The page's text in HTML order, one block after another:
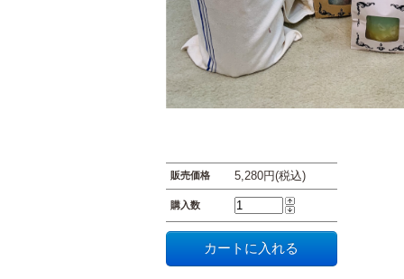
販売価格 5,280円(税込)
購入数